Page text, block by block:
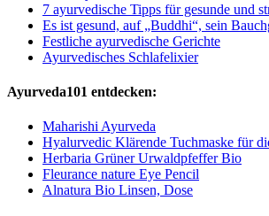
7 ayurvedische Tipps für gesunde und
Es ist gesund, auf „Buddhi“, sein
Festliche ayurvedische Gerichte
Ayurvedisches Schlafelixier
Ayurveda101 entdecken:
Maharishi Ayurveda
Hyalurvedic Klärende Tuchmaske für
Herbaria Grüner Urwaldpfeffer Bio
Fleurance nature Eye Pencil
Alnatura Bio Linsen, Dose